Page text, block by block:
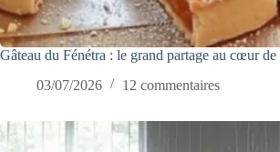
Gâteau du Fénétra : le grand partage au cœur
03/07/2026
12 commentaires